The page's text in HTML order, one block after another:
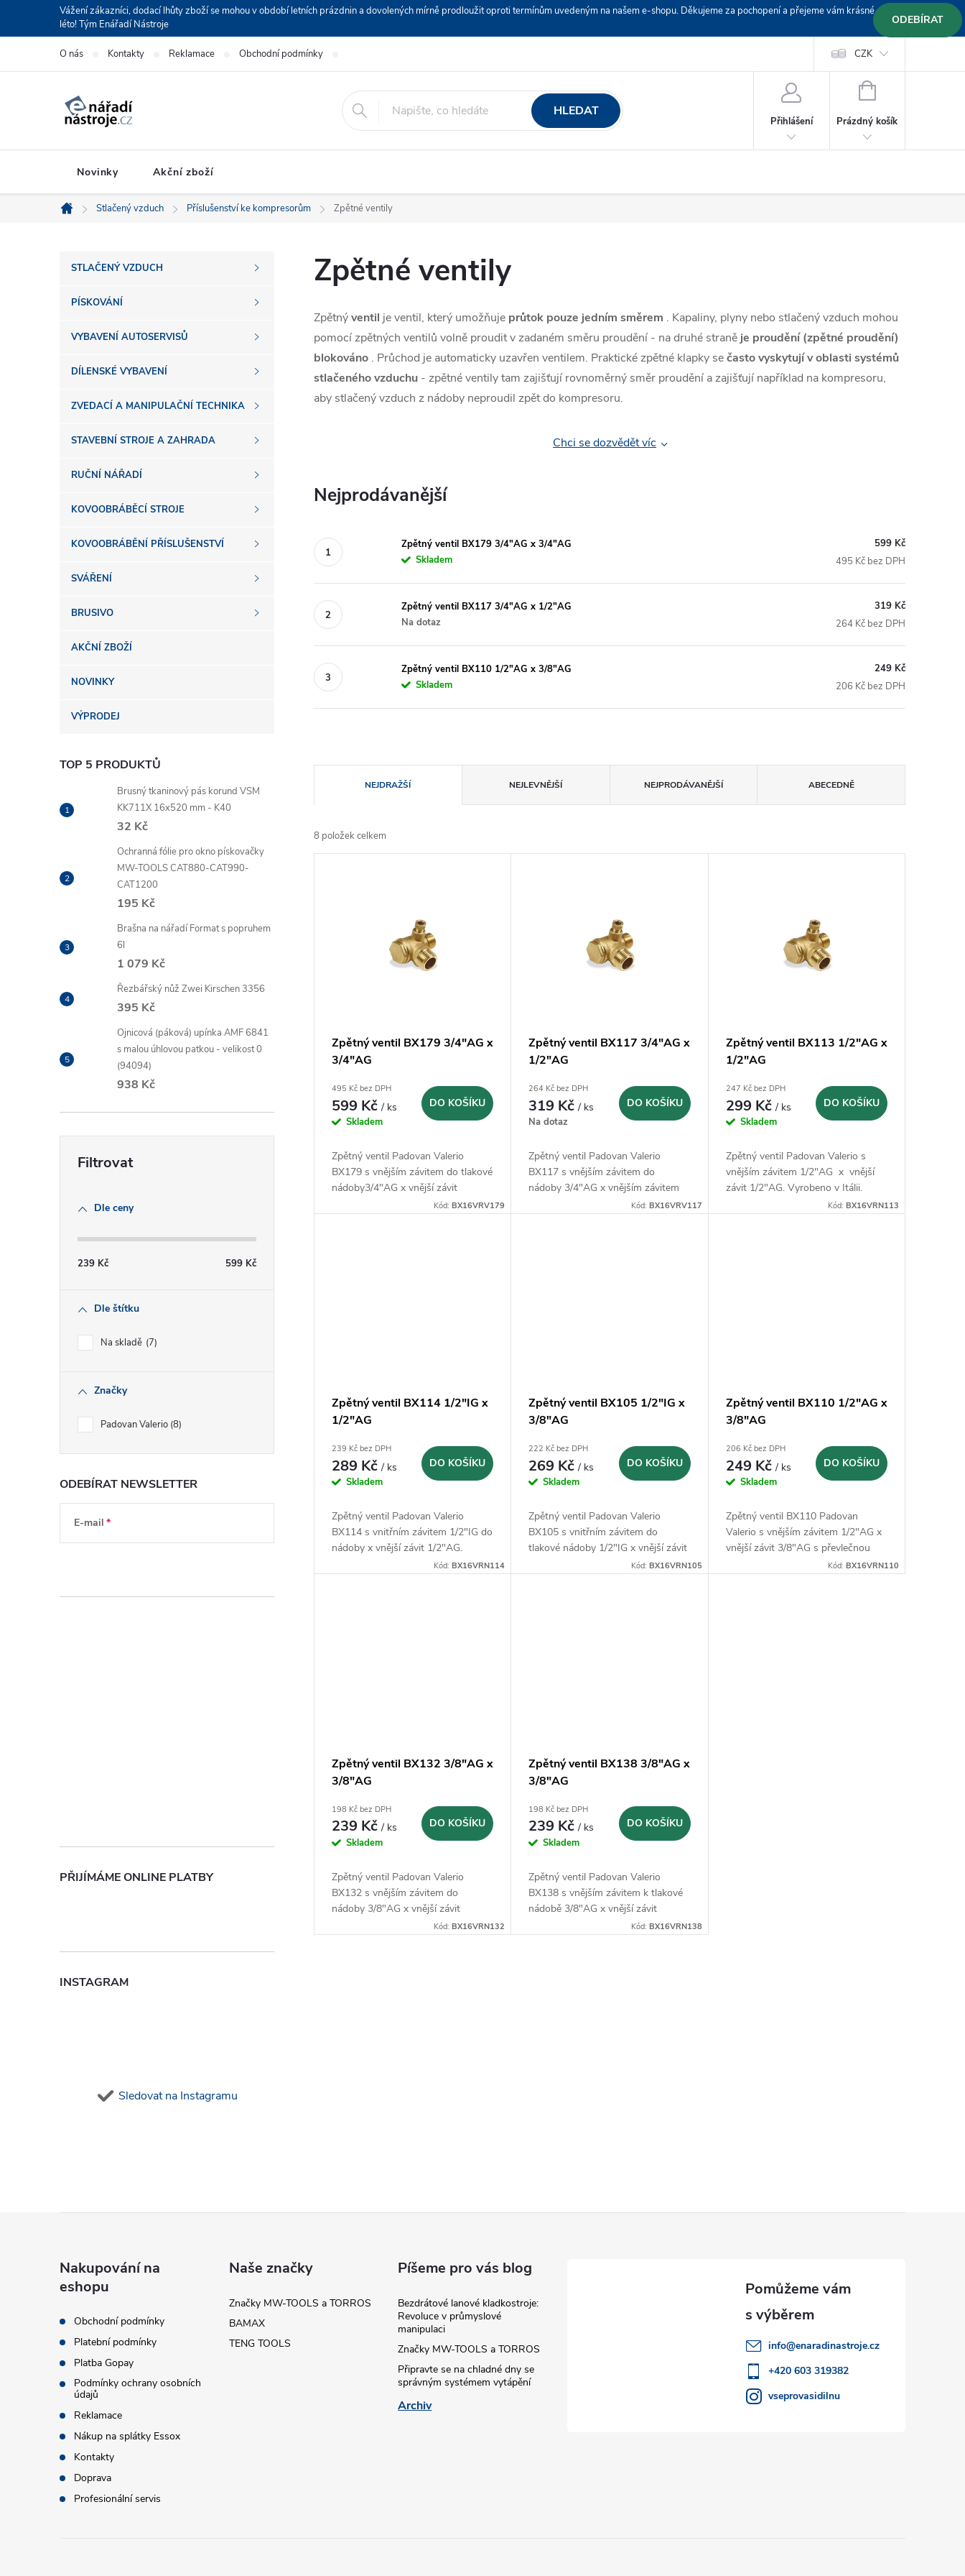
Vážení zákazníci, dodací lhůty zboží se mohou v období letních prázdnin a dovolených mírně prodloužit oproti termínům uvedeným na našem e-shopu. Děkujeme za pochopení a přejeme vám krásné
léto! Tým Enářadí Nástroje
O nás Kontakty Reklamace Obchodní podmínky Platba GoPay +420 603 319382
CZK
HLEDAT
Přihlášení
NÁKUPNÍ
Prázdný košík
Novinky Akční zboží
Domů
Stlačený vzduch Příslušenství ke kompresorům Zpětné ventily
P
o
s
a
n
n
p
a
n
STLAČENÝ VZDUCH
PÍSKOVÁNÍ
VYBAVENÍ AUTOSERVISŮ
DÍLENSKÉ VYBAVENÍ
ZVEDACÍ A MANIPULAČNÍ TECHNIKA
STAVEBNÍ STROJE A ZAHRADA
RUČNÍ NÁŘADÍ
KOVOOBRÁBĚCÍ STROJE
KOVOOBRÁBĚNÍ PŘÍSLUŠENSTVÍ
SVÁŘENÍ
BRUSIVO
AKČNÍ ZBOŽÍ
NOVINKY
VÝPRODEJ
TOP 5 PRODUKTŮ
Brusný tkaninový pás korund VSM
KK711X 16x520 mm - K40
32 Kč
Ochranná fólie pro okno pískovačky
MW-TOOLS CAT880-CAT990-
CAT1200
195 Kč
Brašna na nářadí Format s popruhem
6l
1 079 Kč
Řezbářský nůž Zwei Kirschen 3356
395 Kč
Ojnicová (páková) upínka AMF 6841
s malou úhlovou patkou - velikost 0
(94094)
938 Kč
Dle ceny
239 Kč 599 Kč
Dle štítku
Na skladě 7
Značky
Padovan Valerio 8
ODEBÍRAT NEWSLETTER
E-mail
ODEBÍRAT
PŘIJÍMÁME ONLINE PLATBY
INSTAGRAM
Sledovat na Instagramu
Zpětné ventily
Zpětnýventil je ventil, který umožňuje průtok pouze jedním směrem . Kapaliny, plyny nebo stlačený vzduch mohou
pomocí zpětných ventilů volně proudit v zadaném směru proudění - na druhé straně je proudění (zpětné proudění)
blokováno . Průchod je automaticky uzavřen ventilem. Praktické zpětné klapky sečasto vyskytují v oblasti systémů
stlačeného vzduchu - zpětné ventily tam zajišťují rovnoměrný směr proudění a zajišťují například na kompresoru,
aby stlačený vzduch z nádoby neproudil zpět do kompresoru.
Chci se dozvědět víc
Nejprodávanější
Zpětný ventil BX179 3/4"AG x 3/4"AG
Skladem
599 Kč
495 Kč bez DPH
Zpětný ventil BX117 3/4"AG x 1/2"AG
Na dotaz
319 Kč
264 Kč bez DPH
Zpětný ventil BX110 1/2"AG x 3/8"AG
Skladem
249 Kč
206 Kč bez DPH
a
z
t
NEJDRAŽŠÍ NEJLEVNĚJŠÍ NEJPRODÁVANĚJŠÍ ABECEDNĚ
8 položek celkem
Zpětný ventil BX179 3/4"AG x
3/4"AG
495 Kč bez DPH
599 Kč/ ks
Skladem
DO KOŠÍKU
Zpětný ventil Padovan Valerio
BX179 s vnějším závitem do tlakové
nádoby3/4"AG x vnější závit
3/4"AG. Vyrobeno v Itálii.Kód:BX16VRV179
Zpětný ventil BX117 3/4"AG x
1/2"AG
264 Kč bez DPH
319 Kč/ ks
Na dotaz
DO KOŠÍKU
Zpětný ventil Padovan Valerio
BX117 s vnějším závitem do
nádoby 3/4"AG x vnějším závitem
1/2"AG. Vyrobeno v Itálii.
Kód: BX16VRV117
Zpětný ventil BX113 1/2"AG x
1/2"AG
247 Kč bez DPH
299 Kč/ ks
Skladem
DO KOŠÍKU
Zpětný ventil Padovan Valerio s
vnějším závitem 1/2"AG x vnější
závit 1/2"AG. Vyrobeno v Itálii.
Kód: BX16VRN113
Zpětný ventil BX114 1/2"IG x
1/2"AG
239 Kč bez DPH
289 Kč/ ks
Skladem
DO KOŠÍKU
Zpětný ventil Padovan Valerio
BX114 s vnitřním závitem 1/2"IG do
nádoby x vnější závit 1/2"AG.
Kód:BX16VRN114
Zpětný ventil BX105 1/2"IG x
3/8"AG
222 Kč bez DPH
269 Kč/ ks
Skladem
DO KOŠÍKU
Zpětný ventil Padovan Valerio
BX105 s vnitřním závitem do
tlakové nádoby 1/2"IG x vnější závit
3/8"AG. Vyrobeno v Itálii.
Kód: BX16VRN105
Zpětný ventil BX110 1/2"AG x
3/8"AG
206 Kč bez DPH
249 Kč/ ks
Skladem
DO KOŠÍKU
Zpětný ventil BX110 Padovan
Valerio s vnějším závitem 1/2"AG x
vnější závit 3/8"AG s převlečnou
maticí pro trubku od kompresoru.
Kód: BX16VRN110
Zpětný ventil BX132 3/8"AG x
3/8"AG
198 Kč bez DPH
239 Kč/ ks
Skladem
DO KOŠÍKU
Zpětný ventil Padovan Valerio
BX132 s vnějším závitem do
nádoby 3/8"AG x vnější závit
3/8"AG. Vyrobeno v Itálii.Kód:BX16VRN132
Zpětný ventil BX138 3/8"AG x
3/8"AG
198 Kč bez DPH
239 Kč/ ks
Skladem
DO KOŠÍKU
Zpětný ventil Padovan Valerio
BX138 s vnějším závitem k tlakové
nádobě 3/8"AG x vnější závit
3/8"AG s maticí. Vyrobeno v Itálii.
Kód: BX16VRN138
p
k
Nakupování na
eshopu
Obchodní podmínky
Platební podmínky
Platba Gopay
Podmínky ochrany osobních
údajů
Reklamace
Nákup na splátky Essox
Kontakty
Doprava
Profesionální servis
Naše značky
Značky MW-TOOLS a TORROS
BAMAX
TENG TOOLS
Píšeme pro vás blog
Bezdrátové lanové kladkostroje:
Revoluce v průmyslové
manipulaci
Značky MW-TOOLS a TORROS
Připravte se na chladné dny se
správným systémem vytápění
Archiv
info@enaradinastroje.cz
+420 603 319382
vseprovasidilnu